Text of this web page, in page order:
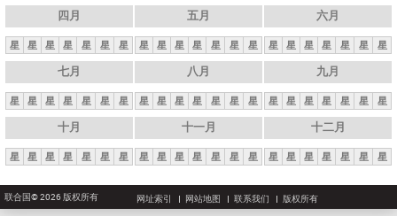
四月
星 星 星 星 星 星 星
五月
星 星 星 星 星 星 星
六月
星 星 星 星 星 星 星
七月
星 星 星 星 星 星 星
八月
星 星 星 星 星 星 星
九月
星 星 星 星 星 星 星
十月
星 星 星 星 星 星 星
十一月
星 星 星 星 星 星 星
十二月
星 星 星 星 星 星 星
联合国© 2026 版权所有 网址索引 网站地图 联系我们 版权所有